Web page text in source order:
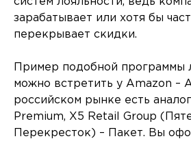
зарабатывает или хотя бы
перекрывает скидки.
Пример подобной программы
можно встретить у Amazon –
российском рынке есть
Premium, X5 Retail Group
Перекресток) – Пакет. Вы